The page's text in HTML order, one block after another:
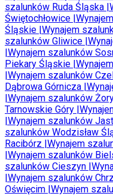
szalunków Ruda Śląska
Świętochłowice
Śląskie Wynajem
szalunków Gliwice
Wynajem szalunków
Piekary Śląskie
Wynajem szalunków
Dąbrowa Górnicza
Wynajem szalunków
Tarnowskie Góry
Wynajem szalunków
szalunków Wodzisław
Racibórz Wynajem
Wynajem szalunków
szalunków Cieszyn
Wynajem szalunków
Oświęcim Wynajem